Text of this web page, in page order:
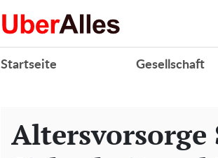
Startseite Gesellschaft
Altersvorsorge